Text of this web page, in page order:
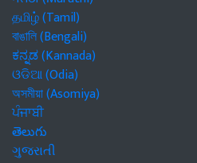
தமிழ் (Tamil)
বাঙালি (Bengali)
ಕನ್ನಡ (Kannada)
ଓଡିଆ (Odia)
অসমীয়া (Asomiya)
ਪੰਜਾਬੀ
తెలుగు
ગુજરાતી